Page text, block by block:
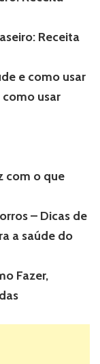
Receita
e como usar
como usar
com o que
– Dicas de
a saúde do
Fazer,